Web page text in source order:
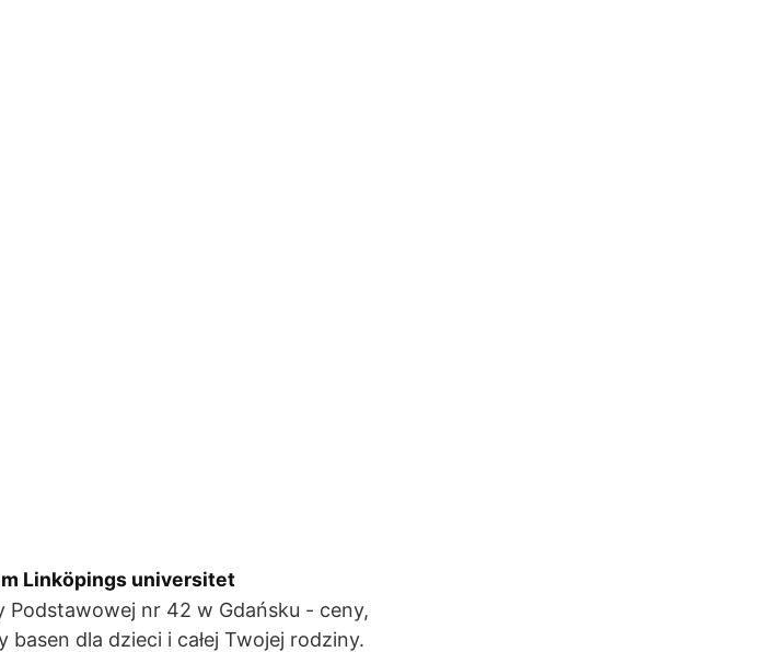
Linköpings universitet
Podstawowej nr 42 w Gdańsku - ceny,
dla dzieci i całej Twojej rodziny.